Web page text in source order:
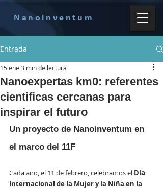
Nanoinventum
Entrada
Nanoexpertas km0: referentes
cientificas cercanas para
inspirar el futuro
15 ene 3 min de lectura
Un proyecto de Nanoinventum en
el marco del 11F
Cada año, el 11 de febrero, celebramos el Día
Internacional de la Mujer y la Niña en la